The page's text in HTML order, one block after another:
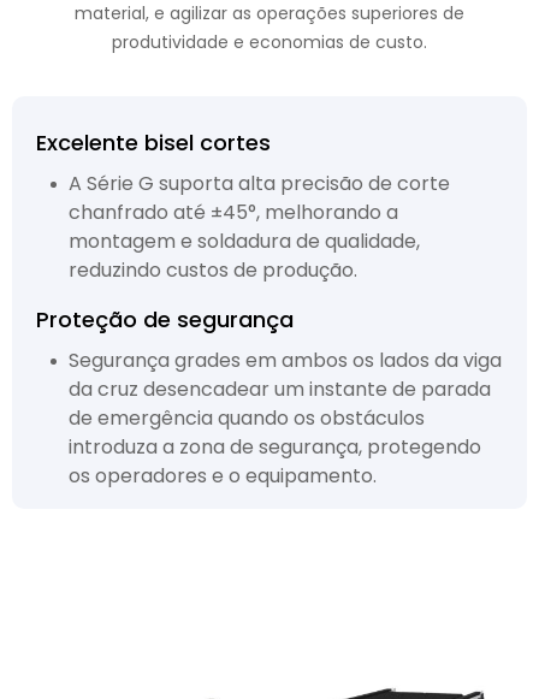
material, e agilizar as operações superiores de
produtividade e economias de custo.
Excelente bisel cortes
A Série G suporta alta precisão de corte
chanfrado até ±45°, melhorando a
montagem e soldadura de qualidade,
reduzindo custos de produção.
Proteção de segurança
Segurança grades em ambos os lados da viga
da cruz desencadear um instante de parada
de emergência quando os obstáculos
introduza a zona de segurança, protegendo
os operadores e o equipamento.